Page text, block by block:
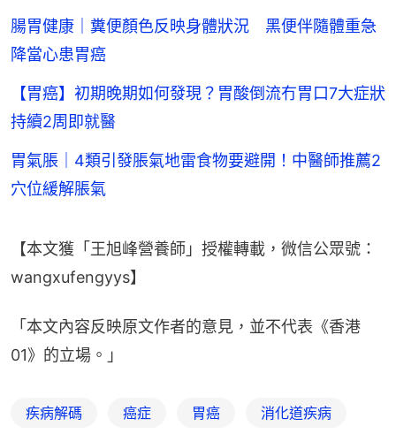
腸胃健康｜糞便顏色反映身體狀況 黑便伴隨體重急
降當心患胃癌
【胃癌】初期晚期如何發現？胃酸倒流冇胃口7大症狀
持續2周即就醫
胃氣脹｜4類引發脹氣地雷食物要避開！中醫師推薦2
穴位緩解脹氣
【本文獲「王旭峰營養師」授權轉載，微信公眾號：
wangxufengyys】
「本文內容反映原文作者的意見，並不代表《香港
01》的立場。」
疾病解碼 癌症 胃癌 消化道疾病